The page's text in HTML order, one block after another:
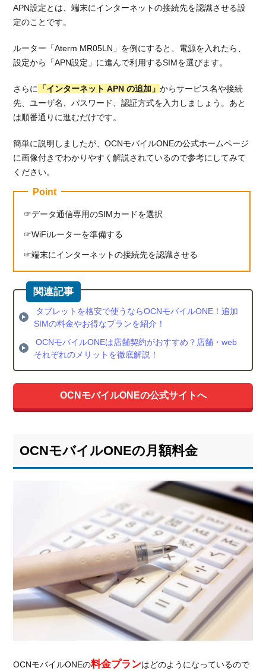
4.3.
デー
量を
他社
較
4.4.
通信
を他
社と
比較
5.
括：
OCN
イル
はス
マホ
とル
ータ
ーを
格安
で使
APN設定とは、端末にインターネットの接続先を認識させる設
定のことです。
ルーター「Aterm MR05LN」を例にすると、電源を入れたら、
設定から「APN設定」に進んで利用するSIMを選びます。
さらに 「インターネット APN の追加」からサービス名や接続
先、ユーザ名、パスワード、認証方式を入力しましょう。あと
は順番通りに進むだけです。
簡単に説明しましたが、OCNモバイルONEの公式ホームページ
に画像付きでわかりやすく解説されているので参考にしてみて
ください。
Point
データ通信専用のSIMカードを選択
WiFiルーターを準備する
端末にインターネットの接続先を認識させる
タブレットを格安で使うならOCNモバイルONE！追加
SIMの料金やお得なプランを紹介！
OCNモバイルONEは店舗契約がおすすめ？店舗・web
それぞれのメリットを徹底解説！
OCNモバイルONEの公式サイトへ
OCNモバイルONEの月額料金
OCNモバイルONEの料金プランはどのようになっているので